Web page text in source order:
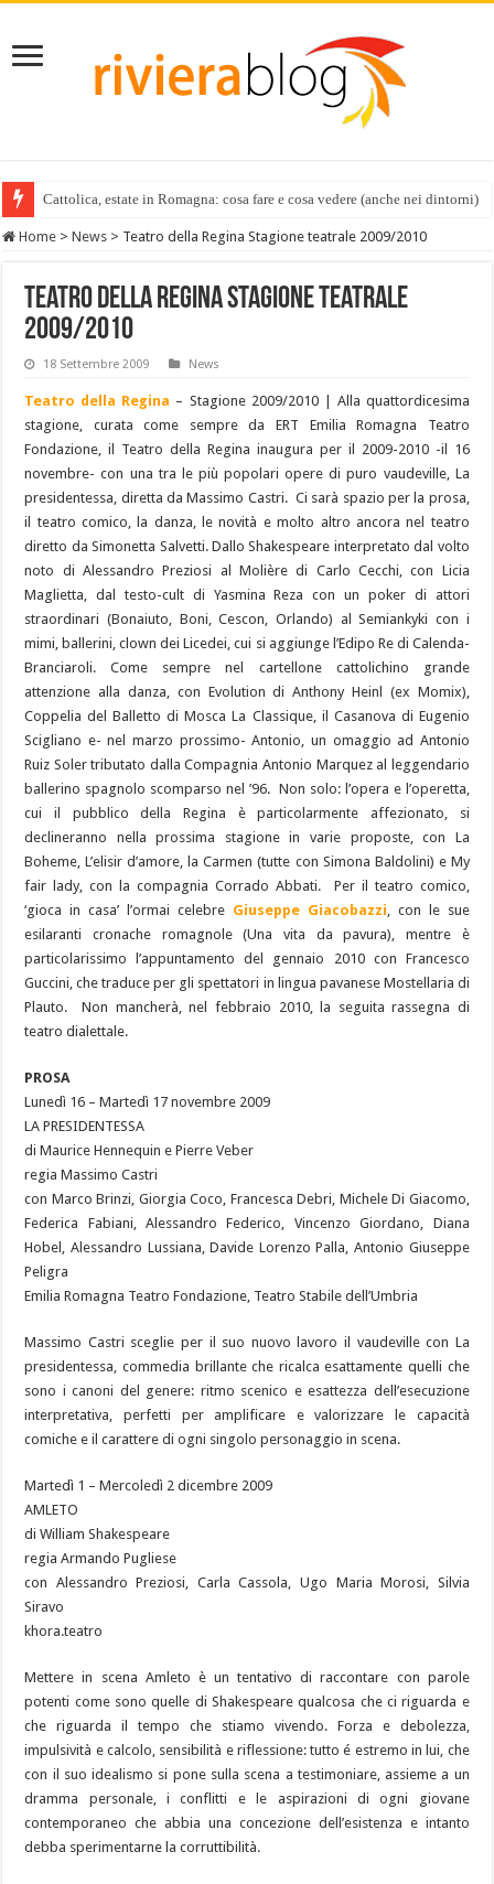
Cattolica, estate in Romagna: cosa fare e cosa vedere (anche nei dintorni)
Vacanze per famiglie in Riviera, dove trovare i servizi in più
Home > News > Teatro della Regina Stagione teatrale 2009/2010
Teatro della Regina Stagione teatrale
2009/2010
18 Settembre 2009 News
Teatro della Regina – Stagione 2009/2010 | Alla quattordicesima
stagione, curata come sempre da ERT Emilia Romagna Teatro
Fondazione, il Teatro della Regina inaugura per il 2009-2010 -il 16
novembre- con una tra le più popolari opere di puro vaudeville, La
presidentessa, diretta da Massimo Castri. Ci sarà spazio per la prosa,
il teatro comico, la danza, le novità e molto altro ancora nel teatro
diretto da Simonetta Salvetti. Dallo Shakespeare interpretato dal volto
noto di Alessandro Preziosi al Molière di Carlo Cecchi, con Licia
Maglietta, dal testo-cult di Yasmina Reza con un poker di attori
straordinari (Bonaiuto, Boni, Cescon, Orlando) al Semiankyki con i
mimi, ballerini, clown dei Licedei, cui si aggiunge l’Edipo Re di Calenda-
Branciaroli. Come sempre nel cartellone cattolichino grande
attenzione alla danza, con Evolution di Anthony Heinl (ex Momix),
Coppelia del Balletto di Mosca La Classique, il Casanova di Eugenio
Scigliano e- nel marzo prossimo- Antonio, un omaggio ad Antonio
Ruiz Soler tributato dalla Compagnia Antonio Marquez al leggendario
ballerino spagnolo scomparso nel ’96. Non solo: l’opera e l’operetta,
cui il pubblico della Regina è particolarmente affezionato, si
declineranno nella prossima stagione in varie proposte, con La
Boheme, L’elisir d’amore, la Carmen (tutte con Simona Baldolini) e My
fair lady, con la compagnia Corrado Abbati. Per il teatro comico,
‘gioca in casa’ l’ormai celebre Giuseppe Giacobazzi, con le sue
esilaranti cronache romagnole (Una vita da pavura), mentre è
particolarissimo l’appuntamento del gennaio 2010 con Francesco
Guccini, che traduce per gli spettatori in lingua pavanese Mostellaria di
Plauto. Non mancherà, nel febbraio 2010, la seguita rassegna di
teatro dialettale.
PROSA
Lunedì 16 – Martedì 17 novembre 2009
LA PRESIDENTESSA
di Maurice Hennequin e Pierre Veber
regia Massimo Castri
con Marco Brinzi, Giorgia Coco, Francesca Debri, Michele Di Giacomo,
Federica Fabiani, Alessandro Federico, Vincenzo Giordano, Diana
Hobel, Alessandro Lussiana, Davide Lorenzo Palla, Antonio Giuseppe
Peligra
Emilia Romagna Teatro Fondazione, Teatro Stabile dell’Umbria
Massimo Castri sceglie per il suo nuovo lavoro il vaudeville con La
presidentessa, commedia brillante che ricalca esattamente quelli che
sono i canoni del genere: ritmo scenico e esattezza dell’esecuzione
interpretativa, perfetti per amplificare e valorizzare le capacità
comiche e il carattere di ogni singolo personaggio in scena.
Martedì 1 – Mercoledì 2 dicembre 2009
AMLETO
di William Shakespeare
regia Armando Pugliese
con Alessandro Preziosi, Carla Cassola, Ugo Maria Morosi, Silvia
Siravo
khora.teatro
Mettere in scena Amleto è un tentativo di raccontare con parole
potenti come sono quelle di Shakespeare qualcosa che ci riguarda e
che riguarda il tempo che stiamo vivendo. Forza e debolezza,
impulsività e calcolo, sensibilità e riflessione: tutto é estremo in lui, che
con il suo idealismo si pone sulla scena a testimoniare, assieme a un
dramma personale, i conflitti e le aspirazioni di ogni giovane
contemporaneo che abbia una concezione dell’esistenza e intanto
debba sperimentarne la corruttibilità.